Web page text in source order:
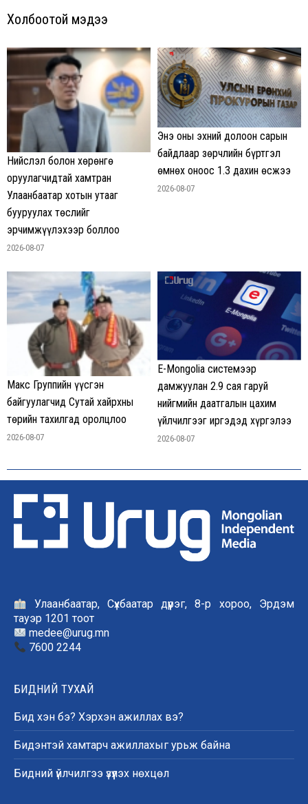
Холбоотой мэдээ
Нийслэл болон хөрөнгө
оруулагчидтай хамтран
Улаанбаатар хотын утааг
бууруулах төслийг
эрчимжүүлэхээр боллоо
2026-08-07
Энэ оны эхний долоон сарын
байдлаар зөрчлийн бүртгэл
өмнөх оноос 1.3 дахин өсжээ
2026-08-07
Макс Группийн үүсгэн
байгуулагчид Сутай хайрхны
төрийн тахилгад оролцлоо
2026-08-07
E-Mongolia системээр
дамжуулан 2.9 сая гаруй
нийгмийн даатгалын цахим
үйлчилгээг иргэдэд хүргэлээ
2026-08-07
Улаанбаатар, Сүхбаатар дүүрэг, 8-р хороо, Эрдэм
тауэр 1201 тоот
medee@urug.mn
7600 2244
БИДНИЙ ТУХАЙ
Бид хэн бэ? Хэрхэн ажиллах вэ?
Бидэнтэй хамтарч ажиллахыг урьж байна
Бидний үйлчилгээ үзүүлэх нөхцөл